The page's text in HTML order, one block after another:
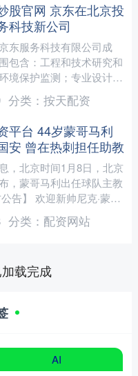
股官网 京东在北京投
科技新公司
东服务科技有限公司成
包含：工程和技术研究和
境保护监测；专业设计服
服务等。企查查股权穿透
由JDLogi....
分类： 按天配资
平台 44岁蒙哥马利
安 曾在热刺担任助教
，北京时间1月8日，北京
，蒙哥马利出任球队主教
告】 欢迎新帅尼克·蒙哥
正式宣布，聘任尼克·蒙
分类： 配资网站
载完成
AI